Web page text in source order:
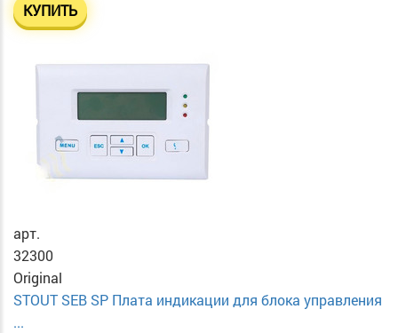
КУПИТЬ
арт.
32300
Original
STOUT SEB SP Плата индикации для блока управления
...